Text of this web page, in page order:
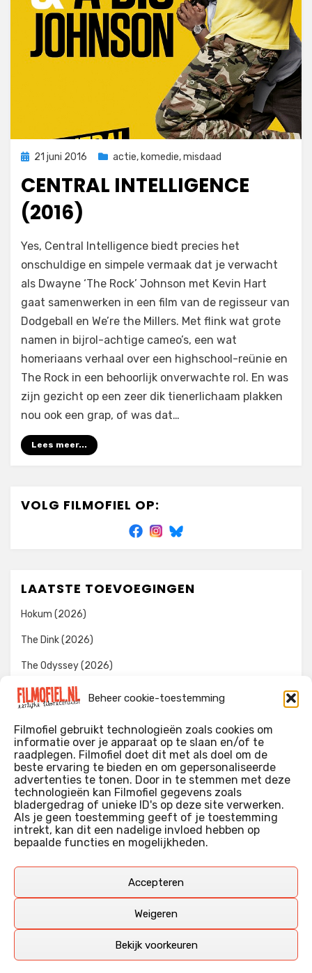
Beheer cookie-toestemming
Filmofiel gebruikt technologieën zoals cookies om
informatie over je apparaat op te slaan en/of te
raadplegen. Filmofiel doet dit met als doel om de
beste ervaring te bieden en om gepersonaliseerde
advertenties te tonen. Door in te stemmen met deze
technologieën kan Filmofiel gegevens zoals
bladergedrag of unieke ID's op deze site verwerken.
Als je geen toestemming geeft of je toestemming
intrekt, kan dit een nadelige invloed hebben op
bepaalde functies en mogelijkheden.
Accepteren
Weigeren
Bekijk voorkeuren
Geplaatst
21 juni 2016 actie, komedie,misdaad
CENTRAL INTELLIGENCE
(2016)
door Filmofiel.nl
Laat een reactie achter
op
Intelligence
(2016)
Yes, Central Intelligence biedt precies het
onschuldige en simpele vermaak dat je verwacht
als Dwayne ‘The Rock’ Johnson met Kevin Hart
gaat samenwerken in een film van de regisseur van
Dodgeball en We’re the Millers. Met flink wat grote
namen in bijrol-achtige cameo’s, een wat
homeriaans verhaal over een highschool-reünie en
The Rock in een behoorlijk onverwachte rol. En was
zijn gezicht op een zeer dik tienerlichaam plakken
nou ook een grap, of was dat…
Lees meer...
VOLG FILMOFIEL OP:
LAATSTE TOEVOEGINGEN
Hokum (2026)
The Dink (2026)
The Odyssey (2026)
Evil Dead Burn (2026)
WIE IK BEN…?
Ik ben ooit begonnen met m’n recensies omdat ik zoveel
films keek dat ik af en toe niet meer wist welke ik nu wel of
niet gezien had. Ik ben een filmliefhebber, heb als hobby nog
erg lang in een videotheek gewerkt, en heb als coproducent
Deze recensies zijn dan ook vooral vrij pretentieloze
aangevuld met een groeiende kennis over de kunde én de
kunst van het maken van film.